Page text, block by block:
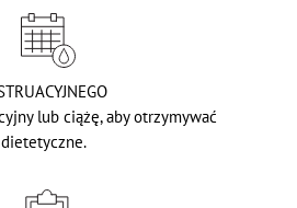
lub ciążę, aby otrzymywać